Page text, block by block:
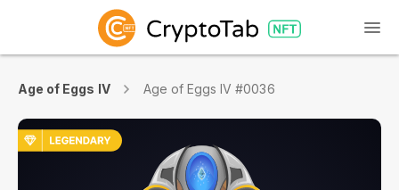
Age of Eggs IV Age of Eggs IV #0036